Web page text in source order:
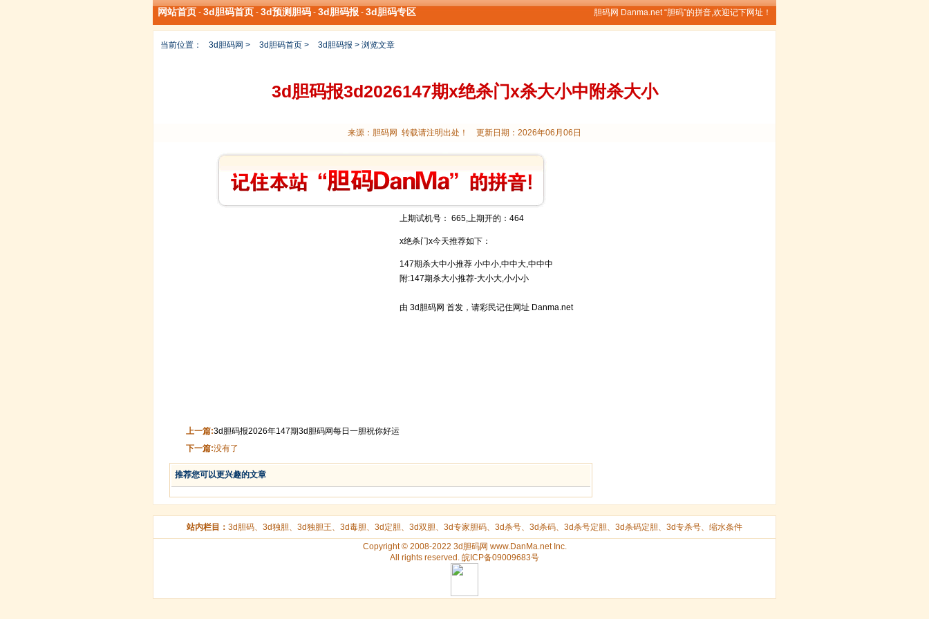
网站首页 - 3d胆码首页 - 3d预测胆码 - 3d胆码报 - 3d胆码专区 胆码网 Danma.net “胆码”的拼音,欢迎记下网址！
当前位置： 3d胆码网 > 3d胆码首页 > 3d胆码报 > 浏览文章
3d胆码报3d2026147期x绝杀门x杀大小中附杀大小
来源：胆码网 转载请注明出处！ 更新日期：2026年06月06日
上期试机号： 665,上期开的：464
x绝杀门x今天推荐如下：
147期杀大中小推荐 小中小,中中大,中中中
附:147期杀大小推荐-大小大,小小小
由 3d胆码网 首发，请彩民记住网址 Danma.net
上一篇:3d胆码报2026年147期3d胆码网每日一胆祝你好运
下一篇:没有了
推荐您可以更兴趣的文章
站内栏目： 3d胆码、 3d独胆、 3d独胆王、 3d毒胆、 3d定胆、 3d双胆、 3d专家胆码、 3d杀号、 3d杀码、 3d杀号定胆、 3d杀码定胆、 3d专杀号、 缩水条件
Copyright © 2008-2022 3d胆码网 www.DanMa.net Inc.
All rights reserved. 皖ICP备09009683号